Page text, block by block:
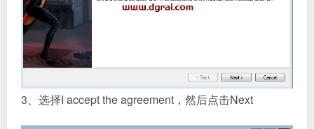
3、选择I accept the agreement，然后点击Next